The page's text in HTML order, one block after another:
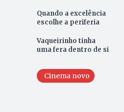
Quando a excelência
escolhe a periferia
Vaqueirinho tinha
uma fera dentro de si
Cinema novo